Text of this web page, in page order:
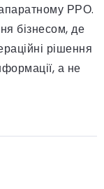
РРО.
бізнесом, де
рішення
а не